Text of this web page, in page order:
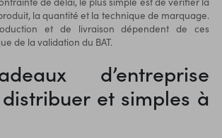
la quantité et la technique de marquage.
et de livraison dépendent de ces
de la validation du BAT.
d’entreprise
et simples à